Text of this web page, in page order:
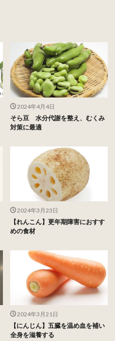
2024年4月4日
そら豆 水分代謝を整え、むくみ
対策に最適
2024年3月23日
【れんこん】更年期障害におすす
めの食材
2024年3月21日
【にんじん】五臓を温め血を補い
全身を滋養する